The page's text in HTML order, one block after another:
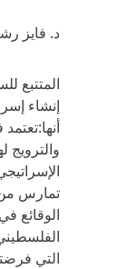
د. فايز
المتتبع
إنشاء
والترويج
تمارس
الوقائع
التي